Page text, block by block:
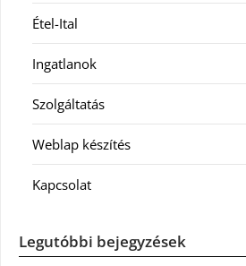
Étel-Ital
Ingatlanok
Szolgáltatás
Weblap készítés
Kapcsolat
Legutóbbi bejegyzések